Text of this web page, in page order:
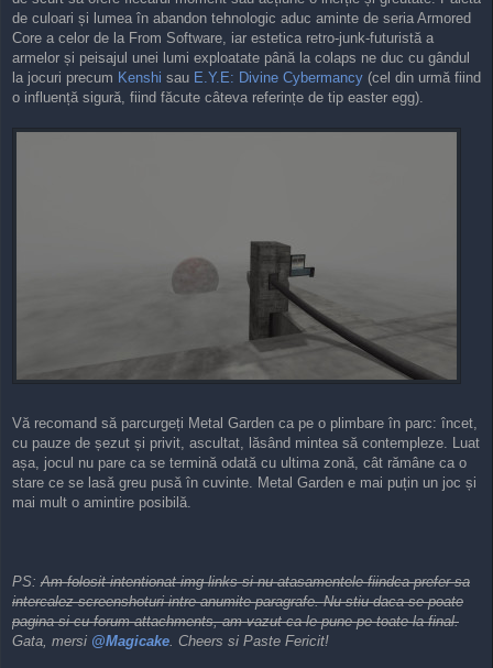
de culoari și lumea în abandon tehnologic aduc aminte de seria Armored
Core a celor de la From Software, iar estetica retro-junk-futuristă a
armelor și peisajul unei lumi exploatate până la colaps ne duc cu gândul
la jocuri precum Kenshi sau E.Y.E: Divine Cybermancy (cel din urmă fiind
o influență sigură, fiind făcute câteva referințe de tip easter egg).
Vă recomand să parcurgeți Metal Garden ca pe o plimbare în parc: încet,
cu pauze de șezut și privit, ascultat, lăsând mintea să contempleze. Luat
așa, jocul nu pare ca se termină odată cu ultima zonă, cât rămâne ca o
stare ce se lasă greu pusă în cuvinte. Metal Garden e mai puțin un joc și
mai mult o amintire posibilă.
PS:Am folosit intentionat img links si nu atasamentele fiindca prefer sa
intercalez screenshoturi intre anumite paragrafe. Nu stiu daca se poate
pagina si cu forum attachments, am vazut ca le pune pe toate la final.
Gata, mersi @Magicake. Cheers si Paste Fericit!